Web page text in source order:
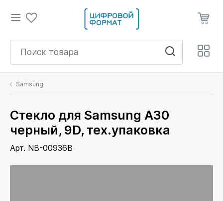
Samsung
Стекло для Samsung A30
черный, 9D, тех.упаковка
Арт. NB-00936B